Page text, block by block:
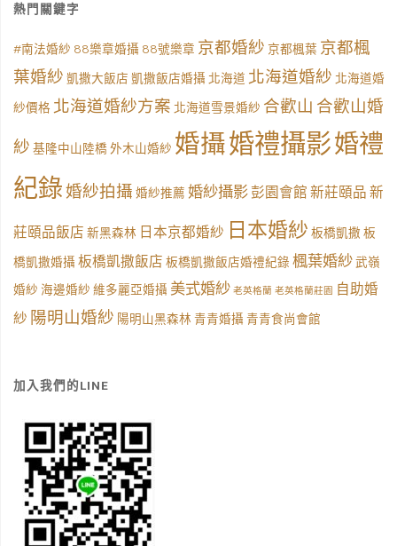
熱門關鍵字
#南法婚紗 88樂章婚攝 88號樂章 京都婚紗 京都楓葉 京都楓
葉婚紗 凱撒大飯店 凱撒飯店婚攝 北海道 北海道婚紗 北海道婚
紗價格 北海道婚紗方案 北海道雪景婚紗 合歡山 合歡山婚
紗 基隆中山陸橋 外木山婚紗 婚攝婚禮攝影婚禮
紀錄婚紗拍攝 婚紗推薦 婚紗攝影彭園會館 新莊頤品 新
莊頤品飯店 新黑森林 日本京都婚紗 日本婚紗 板橋凱撒 板
橋凱撒婚攝 板橋凱撒飯店 板橋凱撒飯店婚禮紀錄 楓葉婚紗 武嶺
婚紗 海邊婚紗 維多麗亞婚攝 美式婚紗 老英格蘭 老英格蘭莊園 自助婚
紗 陽明山婚紗 陽明山黑森林 青青婚攝 青青食尚會館
加入我們的LINE